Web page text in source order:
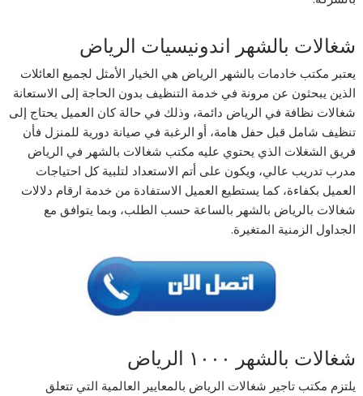
شغالات بالشھر اندونیسیات الریاض
يعتبر مكتب خادمات بالشھر الریاض هي الخيار الأمثل لجميع العائلات
الذين يبحثون عن مرونة في خدمة التنظيف بدون الحاجة إلى الاستعانة
شغالات نظافة في الریاض دائمة، وذلك في حالة كان العميل يحتاج إلى
تنظيف شامل قبل حفل هامة، أو الرغبة في صيانة دورية للمنزل فأن
فريق الشغلات الذي يحتوي عليه مكتب شغالات بالشھر في الریاض
مدرب تدريب عالي، ويكون على أتم الاستعداد لتلبية كل احتياجات
العميل بكفاءة، كما يستطيع العميل الاستفادة من خدمة ارقام دلالات
شغالات بالریاض بالشھر بالساعة حسب الطلب، وبما يتوافق مع
الجداول الزمنية المتغيرة.
شغالات بالشھر ١٠٠٠ الریاض
يلتزم مكتب تاجیر شغالات الریاض بالمعايير العالمية التي تتعلق